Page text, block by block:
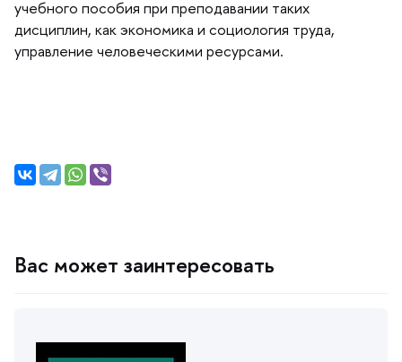
учебного пособия при преподавании таких
дисциплин, как экономика и социология труда,
управление человеческими ресурсами.
ас может заинтересовать